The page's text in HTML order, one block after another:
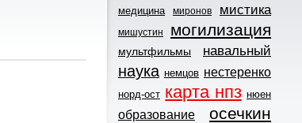
медицина миронов мистика
мишустин могилизация
мультфильмы навальный
наука немцов нестеренко
норд-ост карта нпз нюен
образование осечкин